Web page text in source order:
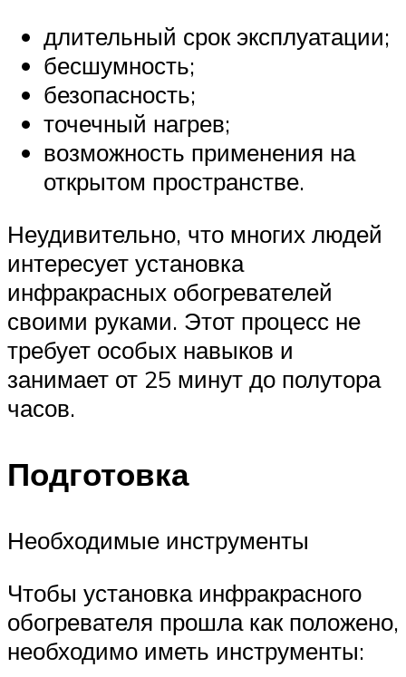
длительный срок эксплуатации;
бесшумность;
безопасность;
точечный нагрев;
возможность применения на
открытом пространстве.
Неудивительно, что многих людей
интересует установка
инфракрасных обогревателей
своими руками. Этот процесс не
требует особых навыков и
занимает от 25 минут до полутора
часов.
Подготовка
Необходимые инструменты
Чтобы установка инфракрасного
обогревателя прошла как положено,
необходимо иметь инструменты: